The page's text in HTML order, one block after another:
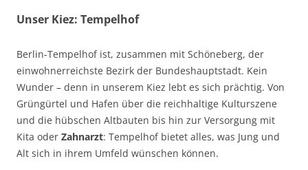
Unser Kiez: Tempelhof
Berlin-Tempelhof ist, zusammen mit Schöneberg, der
einwohnerreichste Bezirk der Bundeshauptstadt. Kein
Wunder – denn in unserem Kiez lebt es sich prächtig. Von
Grüngürtel und Hafen über die reichhaltige Kulturszene
und die hübschen Altbauten bis hin zur Versorgung mit
Kita oder Zahnarzt: Tempelhof bietet alles, was Jung und
Alt sich in ihrem Umfeld wünschen können.